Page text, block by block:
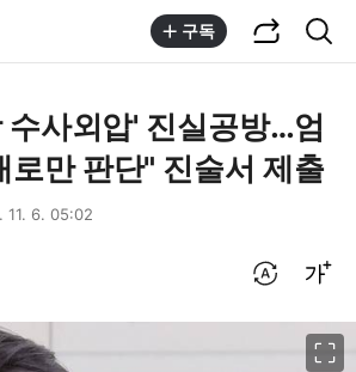
구독
사외압' 진실공방…엄
로만 판단" 진술서 제출
11. 6. 05:02